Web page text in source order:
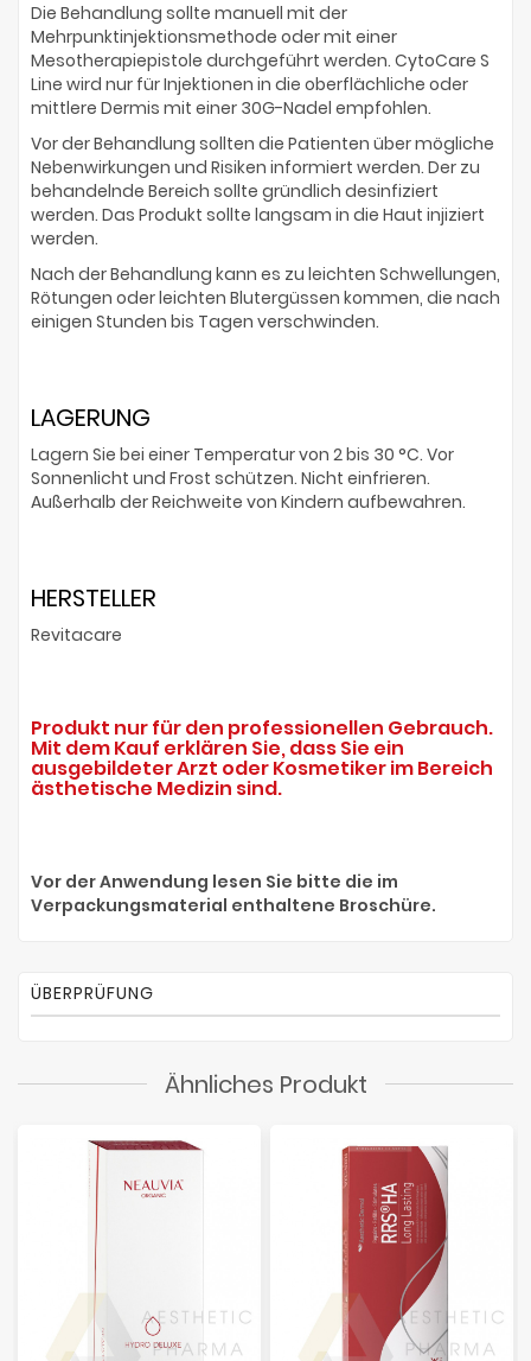
Die Behandlung sollte manuell mit der
Mehrpunktinjektionsmethode oder mit einer
Mesotherapiepistole durchgeführt werden. CytoCare S
Line wird nur für Injektionen in die oberflächliche oder
mittlere Dermis mit einer 30G-Nadel empfohlen.
Vor der Behandlung sollten die Patienten über mögliche
Nebenwirkungen und Risiken informiert werden. Der zu
behandelnde Bereich sollte gründlich desinfiziert
werden. Das Produkt sollte langsam in die Haut injiziert
werden.
Nach der Behandlung kann es zu leichten Schwellungen,
Rötungen oder leichten Blutergüssen kommen, die nach
einigen Stunden bis Tagen verschwinden.
LAGERUNG
Lagern Sie bei einer Temperatur von 2 bis 30 °C. Vor
Sonnenlicht und Frost schützen. Nicht einfrieren.
Außerhalb der Reichweite von Kindern aufbewahren.
HERSTELLER
Revitacare
Produkt nur für den professionellen Gebrauch.
Mit dem Kauf erklären Sie, dass Sie ein
ausgebildeter Arzt oder Kosmetiker im Bereich
ästhetische Medizin sind.
Vor der Anwendung lesen Sie bitte die im
Verpackungsmaterial enthaltene Broschüre.
ÜBERPRÜFUNG
Ähnliches Produkt